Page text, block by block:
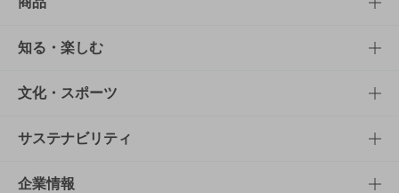
商品TOP
商品一覧
商品発売情報
栄養成分一覧
知る・楽しむ
知る・楽しむTOP
キャンペーン
工場見学
文化・スポーツ
文化・スポーツTOP
サントリーホール
サステナビリティ
サステナビリティTOP
企業情報